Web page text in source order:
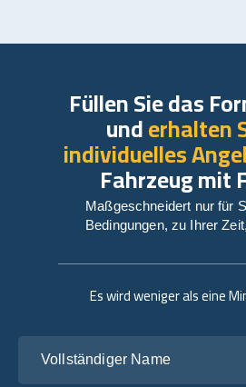
Es wird weniger als eine
Füllen Sie das
underhalten
individuelles
Fahrzeug mit
Maßgeschneidert nur für
Bedingungen, zu Ihrer